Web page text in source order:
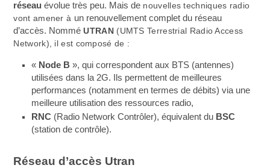
réseauévolue très peu. Mais de nouvelles techniques radio
vont amener à un renouvellement complet du réseau
d’accès. NomméUTRAN(UMTS Terrestrial Radio Access
Network), il est composé de :
« Node B », qui correspondent aux BTS (antennes)
utilisées dans la 2G. Ils permettent de meilleures
performances (notamment en termes de débits) via une
meilleure utilisation des ressources radio,
RNC (Radio Network Contrôler), équivalent du BSC
(station de contrôle).
Réseau d’accès Utran